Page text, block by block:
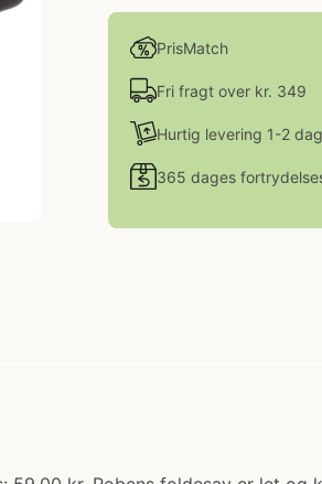
PrisMatch
Fri fragt over kr. 349
Hurtig levering 1-2
365 dages